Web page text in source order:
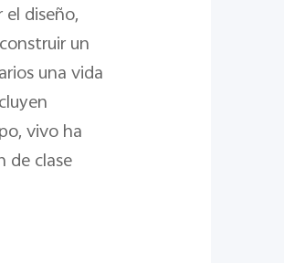
diseño,
un
una vida
vivo ha
de clase